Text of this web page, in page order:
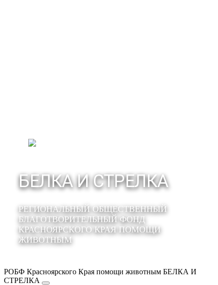
БЕЛКА И СТРЕЛКА
РЕГИОНАЛЬНЫЙ ОБЩЕСТВЕННЫЙ
БЛАГОТВОРИТЕЛЬНЫЙ ФОНД
КРАСНОЯРСКОГО КРАЯ ПОМОЩИ
ЖИВОТНЫМ
РОБФ Красноярского Края помощи животным БЕЛКА И
СТРЕЛКА